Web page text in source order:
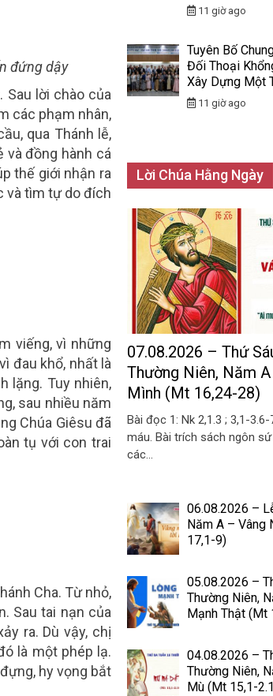
đứng dậy
lời chào của
các phạm nhân,
qua Thánh lễ,
và đồng hành cá
thế giới nhận ra
và tìm tự do đích
viếng, vì những
đau khổ, nhất là
lặng. Tuy nhiên,
sau nhiều năm
Chúa Giêsu đã
tụ với con trai
Cha. Từ nhỏ,
Sau tai nạn của
ra. Dù vậy, chị
là một phép lạ.
hy vọng bắt
11 giờ ago
Tuyên Bố
Đối Thoại
Xây Dựng Một
11 giờ ago
Lời Chúa Hằng Ngày
07.08.2026 – Thứ
Thường Niên, Năm
Mình (Mt 16,24-28)
Bài đọc 1: Nk 2,1.3 ; 3,1-
máu. Bài trích sách ngôn
các...
06.08.2026 –
Năm A – Vâng
17,1-9)
05.08.2026 –
Thường Niên,
Mạnh Thật (Mt
04.08.2026 –
Thường Niên,
Mù (Mt 15,1-